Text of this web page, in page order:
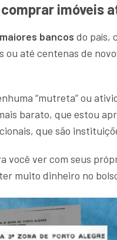
imóveis
maiores bancos do país,
ou até centenas de
“mutreta” ou
barato, que estou
que são
você ver com seus
muito dinheiro no